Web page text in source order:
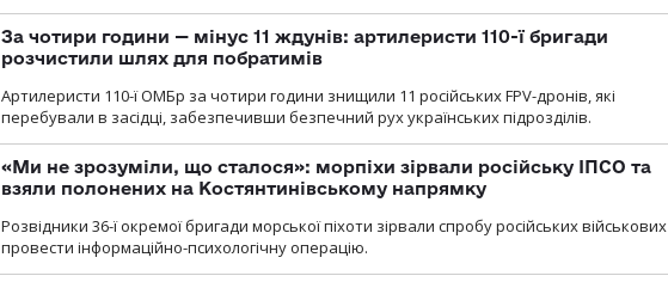
За чотири години — мінус 11 ждунів: артилеристи 110-ї бригади
розчистили шлях для побратимів
Артилеристи 110-ї ОМБр за чотири години знищили 11 російських FPV-дронів, які
перебували в засідці, забезпечивши безпечний рух українських підрозділів.
«Ми не зрозуміли, що сталося»: морпіхи зірвали російську ІПСО та
взяли полонених на Костянтинівському напрямку
Розвідники 36-ї окремої бригади морської піхоти зірвали спробу російських військових
провести інформаційно-психологічну операцію.